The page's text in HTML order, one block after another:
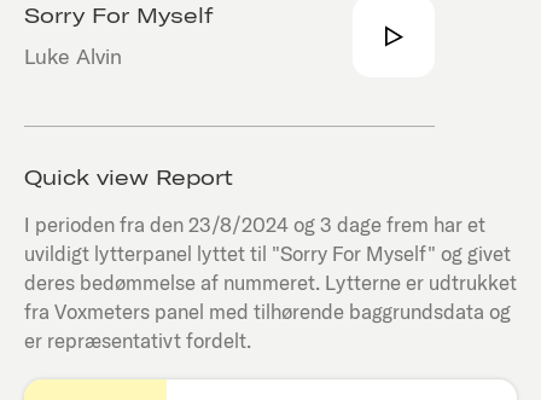
Sorry For Myself
Luke Alvin
Quick view Report
I perioden fra den23/8/2024og 3 dage frem har et
uvildigt lytterpanel lyttet til "Sorry For Myself" og givet
deres bedømmelse af nummeret. Lytterne er udtrukket
fra Voxmeters panel med tilhørende baggrundsdata og
er repræsentativt fordelt.